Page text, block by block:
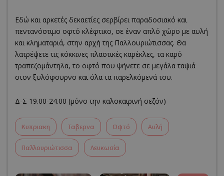
Εδώ και αρκετές δεκαετίες σερβίρει παραδοσιακό και
πεντανόστιμο οφτό κλέφτικο, σε έναν απλό χώρο με αυλή
και κληματαριά, στην αρχή της Παλλουριώτισσας. Θα
λατρέψετε τις κόκκινες πλαστικές καρέκλες, τα καρό
τραπεζομάντηλα, το οφτό που ψήνετε σε μεγάλα ταψιά
στον ξυλόφουρνο και όλα τα παρελκόμενά του.
Δ-Σ 19.00-24.00 (μόνο την καλοκαιρινή σεζόν)
Κυπριακη Ταβερνα Οφτό Αυλή
Παλλουριώτισσα Λευκωσία